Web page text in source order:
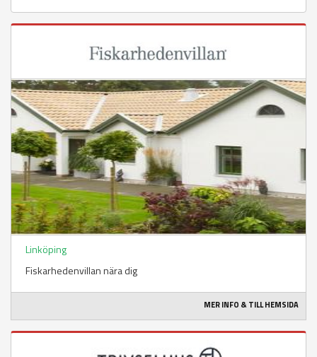
Linköping
Fiskarhedenvillan nära dig
MER INFO & TILL HEMSIDA